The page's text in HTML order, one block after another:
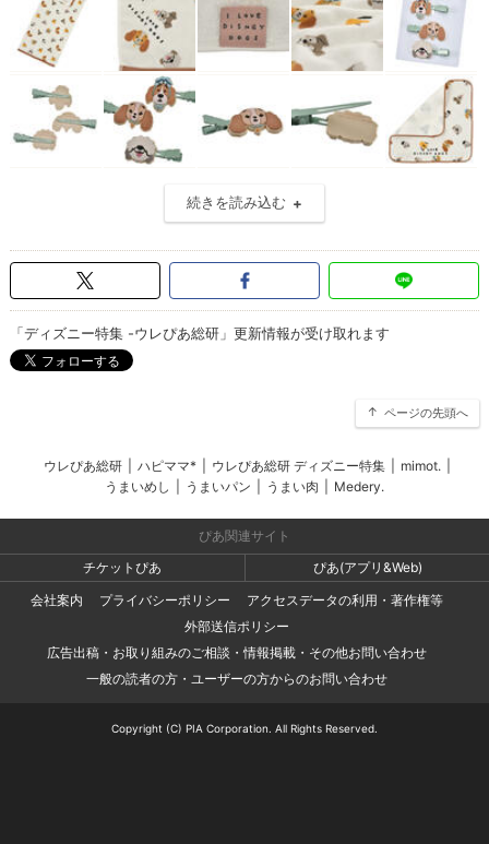
続きを読み込む
「ディズニー特集 -ウレぴあ総研」更新情報が受け取れます
ページの先頭へ
ウレぴあ総研 ハピママ* ウレぴあ総研 ディズニー特集 mimot.
うまいめし
うまいパン うまい肉 Medery.
ぴあ関連サイト
チケットぴあ
ぴあ(アプリ&Web)
会社案内
プライバシーポリシー
アクセスデータの利用・著作権等
外部送信ポリシー
広告出稿・お取り組みのご相談・情報掲載・その他お問い合わせ
一般の読者の方・ユーザーの方からのお問い合わせ
Copyright (C) PIA Corporation. All Rights Reserved.